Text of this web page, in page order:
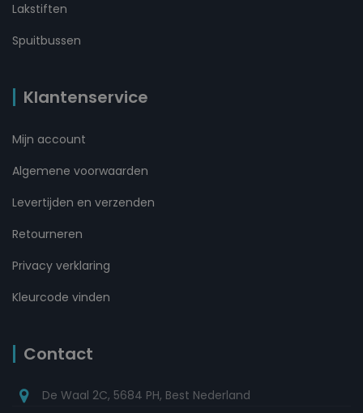
Lakstiften
Spuitbussen
Klantenservice
Mijn account
Algemene voorwaarden
Levertijden en verzenden
Retourneren
Privacy verklaring
Kleurcode vinden
Contact
De Waal 2C, 5684 PH, Best Nederland